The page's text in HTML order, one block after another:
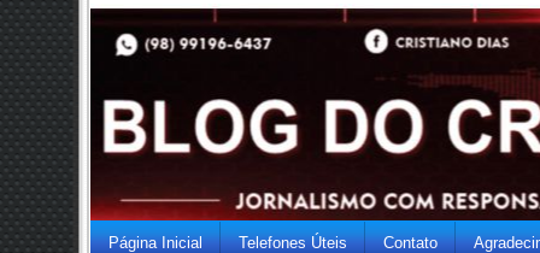
Página Inicial Telefones Úteis Contato